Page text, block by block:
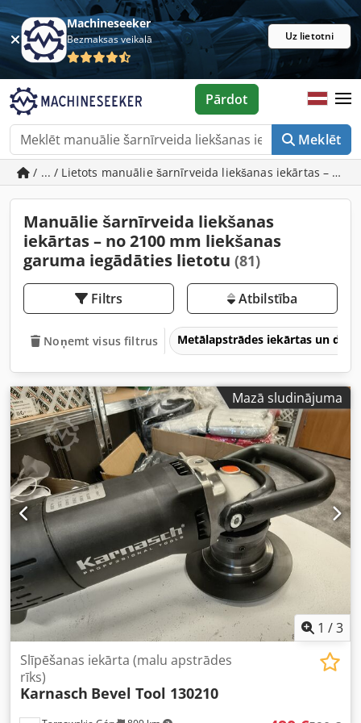
Machineseeker
Bezmaksas veikalā Uz lietotni
Meklēt
Pārdot
/ ... / Lietots manuālie šarnīrveida liekšanas iekārtas – no
Manuālie šarnīrveida liekšanas
iekārtas – no 2100 mm liekšanas
garuma iegādāties lietotu (81)
Filtrs Atbilstība
Noņemt visus filtrus Metālapstrādes iekārtas un
Mazā sludinājuma
1 /3
Slīpēšanas iekārta (malu apstrādes
rīks)
Karnasch Bevel Tool 130210